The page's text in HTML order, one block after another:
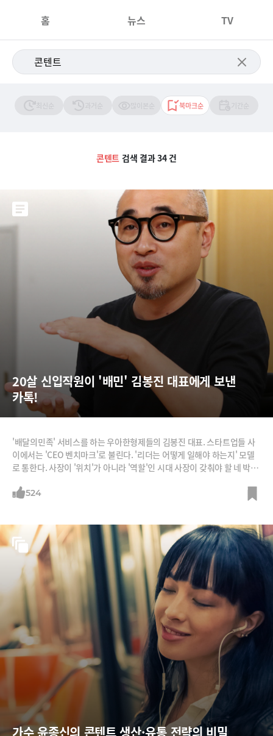
홈 뉴스 TV
북마크순
콘텐트 검색 결과 34 건
20살 신입직원이 '배민' 김봉진 대표에게 보낸
카톡!
'배달의민족' 서비스를 하는 우아한형제들의 김봉진 대표. 스타트업들 사
이에서는 'CEO 벤치마크'로 불린다. '리더는 어떻게 일해야 하는지' 모델
로 통한다. 사장이 '위치'가 아니라 '역할'인 시대 사장이 갖춰야 할 네 박자
이 보장하지만 성과도 칼같이 챙긴다. 재미있게 일한다. 직원들이 딴 짓 할
524
가수 윤종신의 콘텐트 생산·유통 전략의 비밀